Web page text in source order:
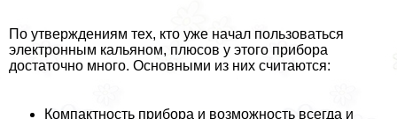
По утверждениям тех, кто уже начал пользоваться
электронным кальяном, плюсов у этого прибора
достаточно много. Основными из них считаются:
Компактность прибора и возможность всегда и